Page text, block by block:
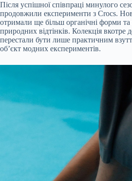
Після успішної співпраці минулого
продовжили експерименти з Crocs.
отримали ще більш органічні форми та
природних відтінків. Колекція
перестали бути лише практичним
об’єкт модних експериментів.